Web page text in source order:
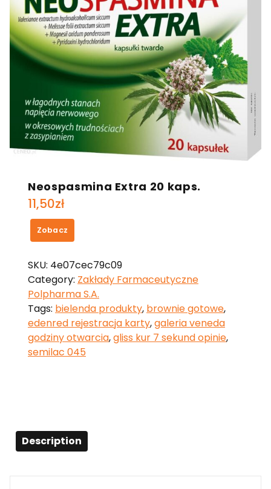
Neospasmina Extra 20 kaps.
11,50zł
Zobacz
SKU: 4e07cec79c09
Category: Zakłady Farmaceutyczne
Polpharma S.A.
Tags: bielenda produkty, brownie gotowe,
edenred rejestracja karty,galeria veneda
godziny otwarcia,gliss kur 7 sekund opinie,
semilac 045
Description